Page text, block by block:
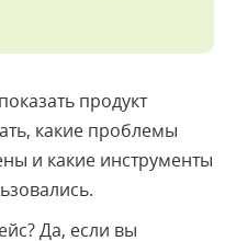
продукт
какие проблемы
и какие инструменты
Да, если вы